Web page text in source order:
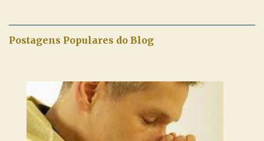
de Nossa Senhora. Adriana dos Anjos-Devoção e Fé Mensagem
aos nossos pais. Hoje nossas orações serão focadas nos pais
que não se encontram bem de saúde, OS PAIS ENFERMOS!
Amados, durante toda esta semana vamos orar pelos nossos
pais. Vamos dedicar um dia para os pais mais idosos, pais que
Postagens Populares do Blog